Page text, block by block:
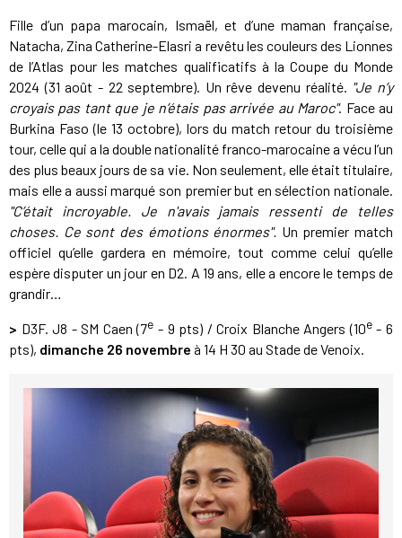
Fille d’un papa marocain, Ismaël, et d’une maman française,
Natacha, Zina Catherine-Elasri a revêtu les couleurs des Lionnes
de l’Atlas pour les matches qualificatifs à la Coupe du Monde
2024 (31 août - 22 septembre). Un rêve devenu réalité. "Je n’y
croyais pas tant que je n’étais pas arrivée au Maroc". Face au
Burkina Faso (le 13 octobre), lors du match retour du troisième
tour, celle qui a la double nationalité franco-marocaine a vécu l’un
des plus beaux jours de sa vie. Non seulement, elle était titulaire,
mais elle a aussi marqué son premier but en sélection nationale.
"C’était incroyable. Je n'avais jamais ressenti de telles
choses. Ce sont des émotions énormes". Un premier match
officiel qu’elle gardera en mémoire, tout comme celui qu’elle
espère disputer un jour en D2. A 19 ans, elle a encore le temps de
grandir…
> D3F. J8 - SM Caen (7e - 9 pts) / Croix Blanche Angers (10e- 6
pts), dimanche 26 novembre à 14 H 30 au Stade de Venoix.